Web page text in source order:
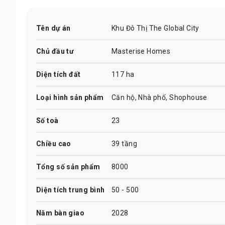
Tổng Quan Khu Đô Thị
Tên dự án Khu Đô Thị The Global City
Chủ đầu tư Masterise Homes
Diện tích đất 117 ha
Loại hình sản phẩm Căn hộ, Nhà phố, Shophouse
Số toà 23
Chiều cao 39 tầng
Tổng số sản phẩm 8000
Diện tích trung bình 50 - 500
Năm bàn giao 2028